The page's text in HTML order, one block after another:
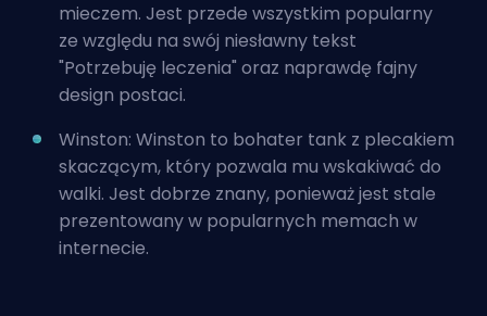
mieczem. Jest przede wszystkim popularny
ze względu na swój niesławny tekst
"Potrzebuję leczenia" oraz naprawdę fajny
design postaci.
Winston: Winston to bohater tank z plecakiem
skaczącym, który pozwala mu wskakiwać do
walki. Jest dobrze znany, ponieważ jest stale
prezentowany w popularnych memach w
internecie.